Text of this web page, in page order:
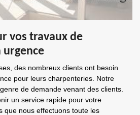
vos travaux de
des nombreux clients ont besoin
pour leurs charpenteries. Notre
de demande venant des clients.
un service rapide pour votre
que nous effectuons toute les